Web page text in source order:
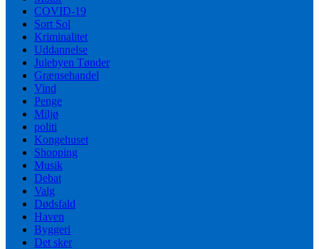
COVID-19
Sort Sol
Kriminalitet
Uddannelse
Julebyen Tønder
Grænsehandel
Vind
Penge
Miljø
politi
Kongehuset
Shopping
Musik
Debat
Valg
Dødsfald
Haven
Byggeri
Det sker